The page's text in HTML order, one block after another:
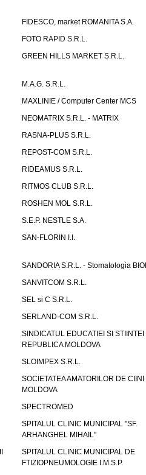
FIDESCO, market ROMANITA S.A.
FOTO RAPID S.R.L.
GREEN HILLS MARKET S.R.L.
M.A.G. S.R.L.
MAXLINIE / Computer Center MCS
NEOMATRIX S.R.L. - MATRIX
RASNA-PLUS S.R.L.
REPOST-COM S.R.L.
RIDEAMUS S.R.L.
RITMOS CLUB S.R.L.
ROSHEN MOL S.R.L.
S.E.P. NESTLE S.A.
SAN-FLORIN I.I.
SANDORIA S.R.L. - Stomatologia
SANVITCOM S.R.L.
SEL si C S.R.L.
SERLAND-COM S.R.L.
SINDICATUL EDUCATIEI SI STIINTEI
REPUBLICA MOLDOVA
SLOIMPEX S.R.L.
SOCIETATEA AMATORILOR DE CIINI
MOLDOVA
SPECTROMED
SPITALUL CLINIC MUNICIPAL "SF.
ARHANGHEL MIHAIL"
SPITALUL CLINIC MUNICIPAL DE
FTIZIOPNEUMOLOGIE I.M.S.P.